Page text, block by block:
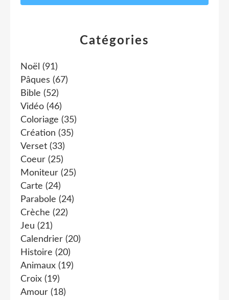
Catégories
Noël (91)
Pâques (67)
Bible (52)
Vidéo (46)
Coloriage (35)
Création (35)
Verset (33)
Coeur (25)
Moniteur (25)
Carte (24)
Parabole (24)
Crèche (22)
Jeu (21)
Calendrier (20)
Histoire (20)
Animaux (19)
Croix (19)
Amour (18)